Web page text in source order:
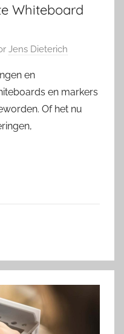
Whiteboard
Jens Dieterich
en
en markers
Of het nu